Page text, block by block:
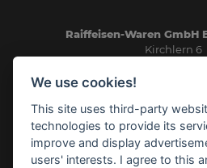
Raiffeisen-Waren GmbH
Kirchlern 6
Telefon: 08084/
E-Mail:info(at)rwg-
We use cookies!
This site uses third-party
technologies to provide its
improve and display
users' interests. I agree to this